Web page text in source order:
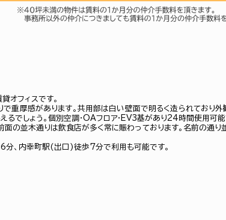
オフィスです。
重厚感があります。共用部は白い壁面で明るく造られており外
るでしょう。個別空調・OAフロア・EV3基があり24時間使用可能
の並木通りは飲食店が多く常に賑わっております。名前の通り
、内幸町駅(出口)徒歩7分で利用も可能です。